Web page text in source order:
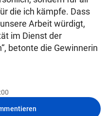
die ich kämpfe. Dass
Arbeit würdigt,
im Dienst der
betonte die Gewinnerin